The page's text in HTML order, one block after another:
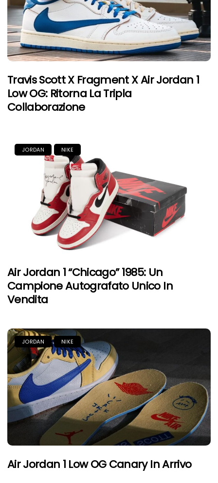
Travis Scott X Fragment X Air Jordan 1
Low OG: Ritorna La Tripla
Collaborazione
JORDAN NIKE
Air Jordan 1 “Chicago” 1985: Un
Campione Autografato Unico In
Vendita
JORDAN NIKE
Air Jordan 1 Low OG Canary In Arrivo